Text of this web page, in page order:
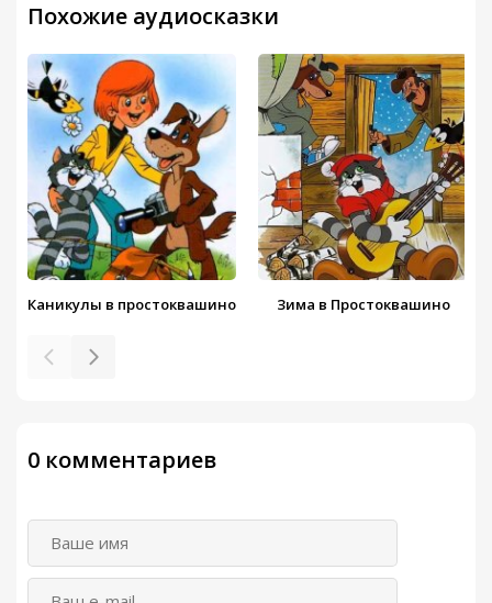
Похожие аудиосказки
Каникулы в простоквашино Зима в Простоквашино
0 комментариев